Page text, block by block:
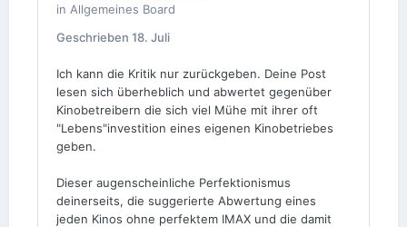
in Allgemeines Board
Geschrieben 18. Juli
Ich kann die Kritik nur zurückgeben. Deine Post
lesen sich überheblich und abwertet gegenüber
Kinobetreibern die sich viel Mühe mit ihrer oft
"Lebens"investition eines eigenen Kinobetriebes
geben.
Dieser augenscheinliche Perfektionismus
deinerseits, die suggerierte Abwertung eines
jeden Kinos ohne perfektem IMAX und die damit